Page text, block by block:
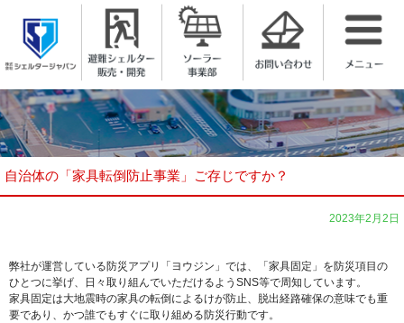
株式会社シェルタージャパン
自治体の「家具転倒防止事業」ご存じですか？
2023年2月2日
弊社が運営している防災アプリ「ヨウジン」では、「家具固定」を防災項目の
ひとつに挙げ、日々取り組んでいただけるようSNS等で周知しています。
家具固定は大地震時の家具の転倒によるけが防止、脱出経路確保の意味でも重
要であり、かつ誰でもすぐに取り組める防災行動です。